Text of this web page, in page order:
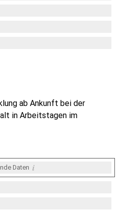
ab Ankunft bei der
in Arbeitstagen im
Daten i